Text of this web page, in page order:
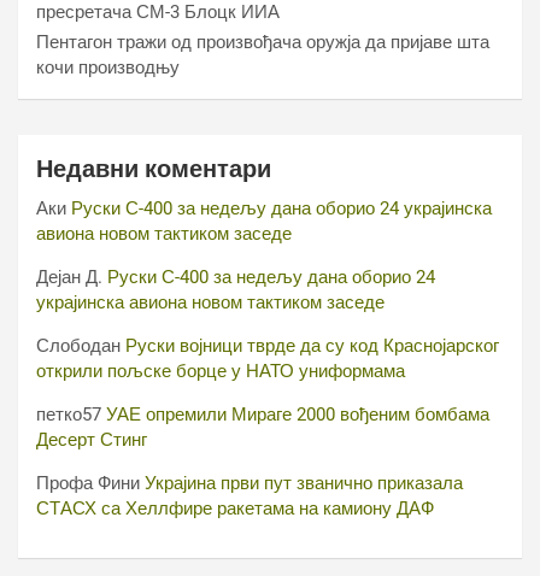
пресретача СМ-3 Блоцк ИИА
Пентагон тражи од произвођача оружја да пријаве шта
кочи производњу
Недавни коментари
Аки Руски С-400 за недељу дана оборио 24 украјинска
авиона новом тактиком заседе
Дејан Д. Руски С-400 за недељу дана оборио 24
украјинска авиона новом тактиком заседе
Слободан Руски војници тврде да су код Краснојарског
открили пољске борце у НАТО униформама
петко57 УАЕ опремили Мираге 2000 вођеним бомбама
Десерт Стинг
Профа Фини Украјина први пут званично приказала
СТАСХ са Хеллфире ракетама на камиону ДАФ